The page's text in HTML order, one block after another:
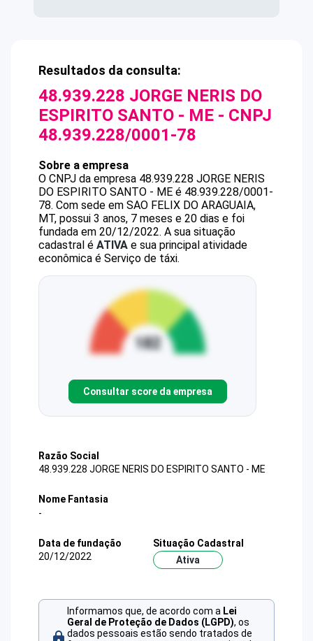
Resultados da consulta:
48.939.228 JORGE NERIS DO
ESPIRITO SANTO - ME - CNPJ
48.939.228/0001-78
Sobre a empresa
O CNPJ da empresa 48.939.228 JORGE NERIS
DO ESPIRITO SANTO - ME é 48.939.228/0001-
78. Com sede em SAO FELIX DO ARAGUAIA,
MT, possui 3 anos, 7 meses e 20 dias e foi
fundada em 20/12/2022. A sua situação
cadastral é ATIVA e sua principal atividade
econômica é Serviço de táxi.
Consultar score da empresa
Razão Social
48.939.228 JORGE NERIS DO ESPIRITO SANTO - ME
Nome Fantasia
-
Data de fundação
20/12/2022
Situação Cadastral
Ativa
Informamos que, de acordo com a Lei
Geral de Proteção de Dados (LGPD), os
dados pessoais estão sendo tratados de